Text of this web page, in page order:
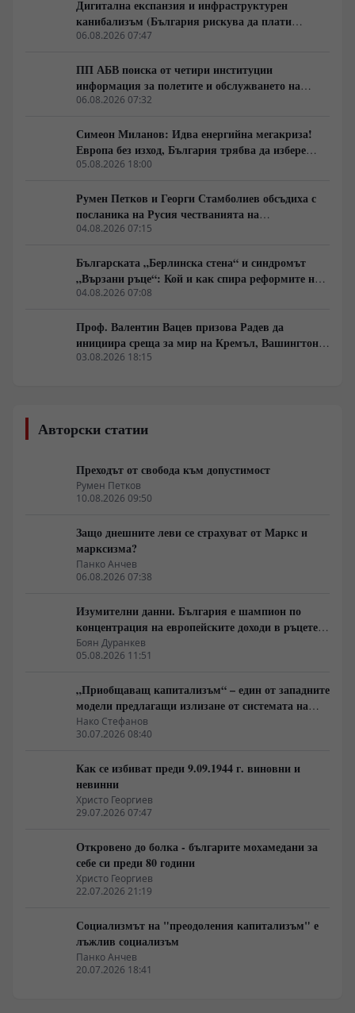
историческите паралели с България, Франция, Русия
и Германия, както и за причините обществата
за поредните партийни битки, а за процесите, които
подготвят следващия политически цикъл.
Дигитална експанзия и инфраструктурен
канибализъм (България рискува да плати
дигиталната трансформация на Европа с
06.08.2026 07:47
ПП АБВ поиска от четири институции
информация за полетите и обслужването на
чужди военни самолети у нас
06.08.2026 07:32
Симеон Миланов: Идва енергийна мегакриза!
Европа без изход, България трябва да избере
сама пътя си
05.08.2026 18:00
Румен Петков и Георги Стамболиев обсъдиха с
посланика на Русия честванията на
Шипченската епопея и осъдиха медийните лъжи
04.08.2026 07:15
Българската „Берлинска стена“ и синдромът
„Вързани ръце“: Кой и как спира реформите на
генерал Румен Радев?
04.08.2026 07:08
Проф. Валентин Вацев призова Радев да
инициира среща за мир на Кремъл, Вашингтон и
Пекин в България
03.08.2026 18:15
Авторски статии
Преходът от свобода към допустимост
Румен Петков
10.08.2026 09:50
Защо днешните леви се страхуват от Маркс и
марксизма?
Панко Анчев
06.08.2026 07:38
Изумителни данни. България е шампион по
концентрация на европейските доходи в ръцете
на най-богатия 1%, надминава и САЩ
Боян Дуранкев
05.08.2026 11:51
„Приобщаващ капитализъм“ – един от западните
модели предлагащи излизане от системата на
неолиберализма
Нако Стефанов
30.07.2026 08:40
Как се избиват преди 9.09.1944 г. виновни и
невинни
Христо Георгиев
29.07.2026 07:47
Откровено до болка - българите мохамедани за
себе си преди 80 години
Христо Георгиев
22.07.2026 21:19
Социализмът на "преодоления капитализъм" е
лъжлив социализъм
Панко Анчев
20.07.2026 18:41